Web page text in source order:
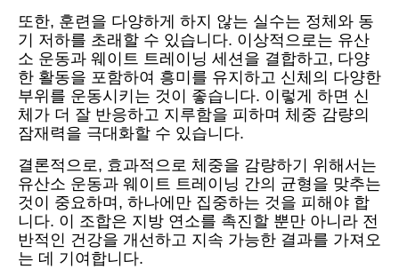
또한, 훈련을 다양하게 하지 않는 실수는 정체와 동
기 저하를 초래할 수 있습니다. 이상적으로는 유산
소 운동과 웨이트 트레이닝 세션을 결합하고, 다양
한 활동을 포함하여 흥미를 유지하고 신체의 다양한
부위를 운동시키는 것이 좋습니다. 이렇게 하면 신
체가 더 잘 반응하고 지루함을 피하며 체중 감량의
잠재력을 극대화할 수 있습니다.
결론적으로, 효과적으로 체중을 감량하기 위해서는
유산소 운동과 웨이트 트레이닝 간의 균형을 맞추는
것이 중요하며, 하나에만 집중하는 것을 피해야 합
니다. 이 조합은 지방 연소를 촉진할 뿐만 아니라 전
반적인 건강을 개선하고 지속 가능한 결과를 가져오
는 데 기여합니다.